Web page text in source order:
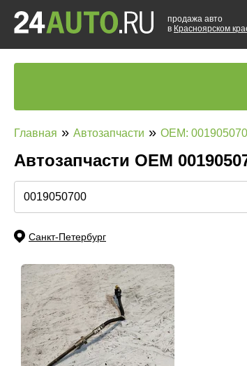
продажа авто
в Красноярском
Главная » Автозапчасти » OEM:
Автозапчасти ОЕМ
Санкт-Петербург